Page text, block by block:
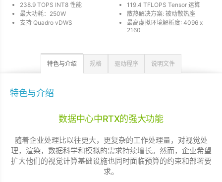
238.9 TOPS INT8 性能
119.4 TFLOPS Tensor 运算
最大功耗：250W
散热解决方案: 被动散热座
支持 Quadro vDWS
最高虚拟环境解析度: 4096 x
2160
特色与介绍 规格 驱动程序 说明文件
特色与介绍
数据中心中RTX的强大功能
随着企业处理比以往更大，更复杂的工作处理量，对视觉处
理，渲染，数据科学和模拟的需求持续增长。然而，企业希望
扩大他们的视觉计算基础设施也同时面临预算的约束和部署要
求。